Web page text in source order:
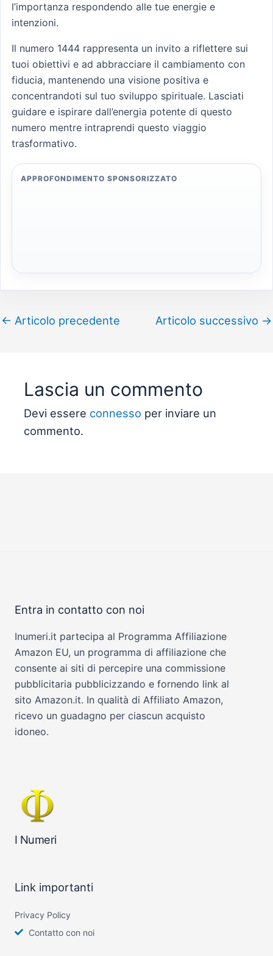
l’importanza respondendo alle tue energie e
intenzioni.
Il numero 1444 rappresenta un invito a riflettere sui
tuoi obiettivi e ad abbracciare il cambiamento con
fiducia, mantenendo una visione positiva e
concentrandoti sul tuo sviluppo spirituale. Lasciati
guidare e ispirare dall’energia potente di questo
numero mentre intraprendi questo viaggio
trasformativo.
APPROFONDIMENTO SPONSORIZZATO
← Articolo precedente Articolo successivo →
Lascia un commento
Devi essere connesso per inviare un
commento.
Entra in contatto con noi
Inumeri.it partecipa al Programma Affiliazione
Amazon EU, un programma di affiliazione che
consente ai siti di percepire una commissione
pubblicitaria pubblicizzando e fornendo link al
sito Amazon.it. In qualità di Affiliato Amazon,
ricevo un guadagno per ciascun acquisto
idoneo.
I Numeri
Link importanti
Privacy Policy
Contatto con noi